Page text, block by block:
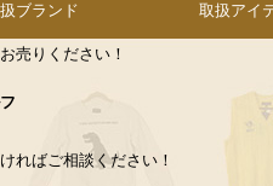
ブランド 取扱アイ
売りください！
ればご相談ください！